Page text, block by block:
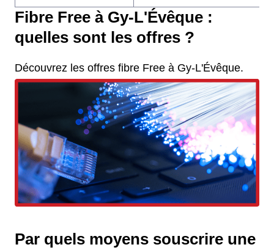
Fibre Free à Gy-L'Évêque :
quelles sont les offres ?
Découvrez les offres fibre Free à Gy-L'Évêque.
Par quels moyens souscrire une